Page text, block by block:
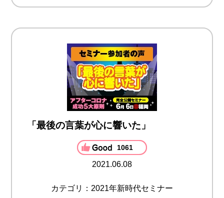
「最後の言葉が心に響いた」
1061
2021.06.08
カテゴリ：2021年新時代セミナー